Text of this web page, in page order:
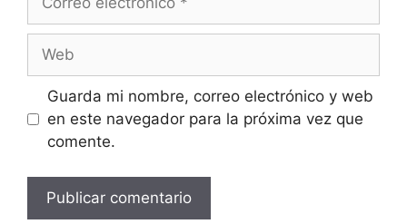
Web
Guarda mi nombre, correo electrónico y web
en este navegador para la próxima vez que
comente.